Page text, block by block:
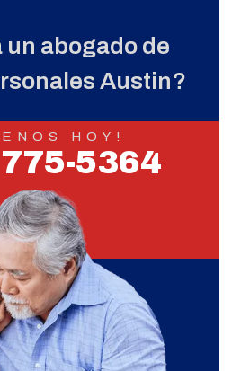
un abogado de
Austin?
HOY!
5364